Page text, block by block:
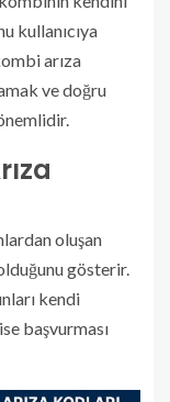
kullanıcıya
arıza
ve doğru
oluşan
gösterir.
kendi
başvurması